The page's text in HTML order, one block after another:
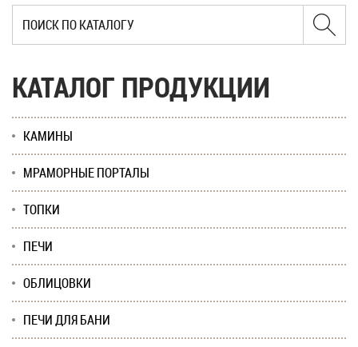
КАТАЛОГ ПРОДУКЦИИ
КАМИНЫ
МРАМОРНЫЕ ПОРТАЛЫ
ТОПКИ
ПЕЧИ
ОБЛИЦОВКИ
ПЕЧИ ДЛЯ БАНИ